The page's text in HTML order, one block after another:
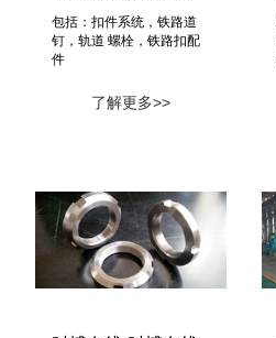
包括：扣件系统，铁路道
钉，轨道 螺栓，铁路扣配
件
了解更多>>